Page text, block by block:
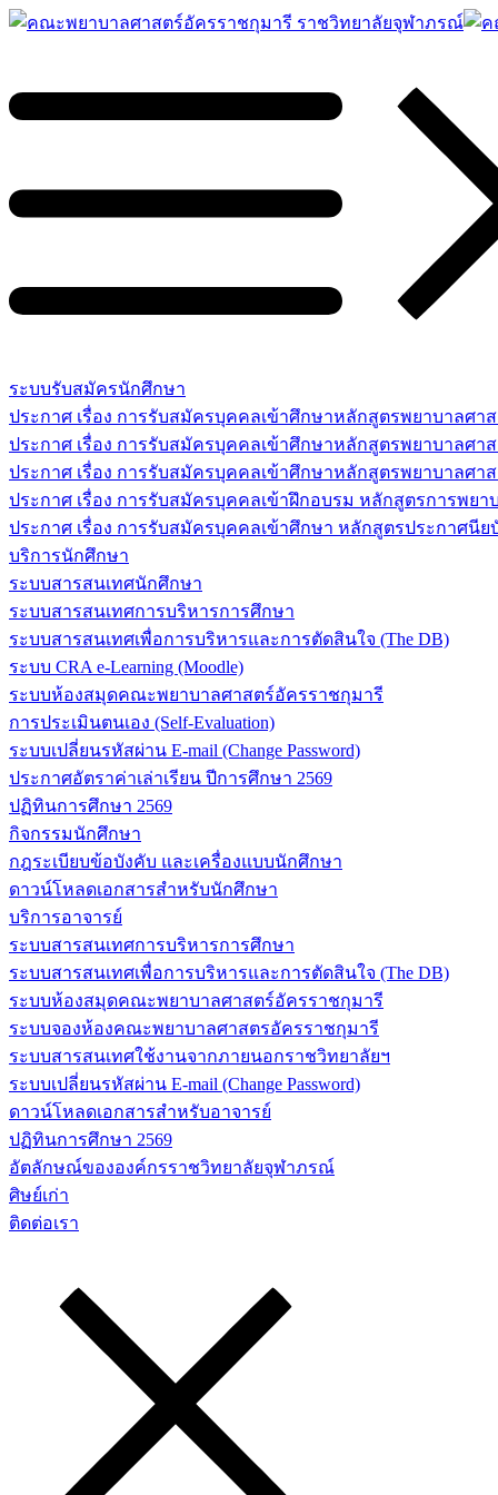
ระบบรับสมัครนักศึกษา
ประกาศ เรื่อง การรับสมัครบุคคลเข้าศึกษาหลักสูตรพยาบาลศ
ประกาศ เรื่อง การรับสมัครบุคคลเข้าศึกษาหลักสูตรพยาบาล
ประกาศ เรื่อง การรับสมัครบุคคลเข้าศึกษาหลักสูตรพยาบาล
ประกาศ เรื่อง การรับสมัครบุคคลเข้าฝึกอบรม หลักสูตรการพย
ประกาศ เรื่อง การรับสมัครบุคคลเข้าศึกษา หลักสูตรประกาศนี
บริการนักศึกษา
ระบบสารสนเทศนักศึกษา
ระบบสารสนเทศการบริหารการศึกษา
ระบบสารสนเทศเพื่อการบริหารและการตัดสินใจ (The DB)
ระบบ CRA e-Learning (Moodle)
ระบบห้องสมุดคณะพยาบาลศาสตร์อัครราชกุมารี
การประเมินตนเอง (Self-Evaluation)
ระบบเปลี่ยนรหัสผ่าน E-mail (Change Password)
ประกาศอัตราค่าเล่าเรียน ปีการศึกษา 2569
ปฏิทินการศึกษา 2569
กิจกรรมนักศึกษา
กฎระเบียบข้อบังคับ และเครื่องแบบนักศึกษา
ดาวน์โหลดเอกสารสำหรับนักศึกษา
บริการอาจารย์
ระบบสารสนเทศการบริหารการศึกษา
ระบบสารสนเทศเพื่อการบริหารและการตัดสินใจ (The DB)
ระบบห้องสมุดคณะพยาบาลศาสตร์อัครราชกุมารี
ระบบจองห้องคณะพยาบาลศาสตรอัครราชกุมารี
ระบบสารสนเทศใช้งานจากภายนอกราชวิทยาลัยฯ
ระบบเปลี่ยนรหัสผ่าน E-mail (Change Password)
ดาวน์โหลดเอกสารสำหรับอาจารย์
ปฏิทินการศึกษา 2569
อัตลักษณ์ขององค์กรราชวิทยาลัยจุฬาภรณ์
ศิษย์เก่า
ติดต่อเรา